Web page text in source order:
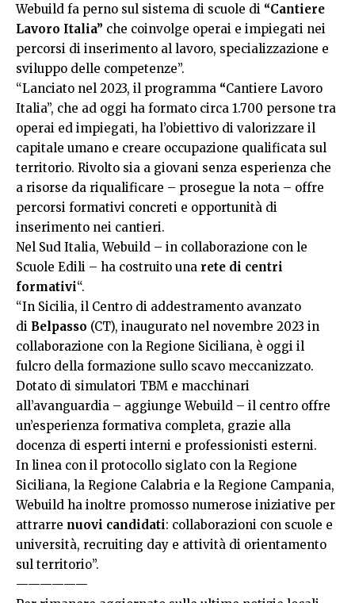
Webuild fa perno sul sistema di scuole di “Cantiere
Lavoro Italia” che coinvolge operai e impiegati nei
percorsi di inserimento al lavoro, specializzazione e
sviluppo delle competenze”.
“Lanciato nel 2023, il programma “Cantiere Lavoro
Italia”, che ad oggi ha formato circa 1.700 persone tra
operai ed impiegati, ha l’obiettivo di valorizzare il
capitale umano e creare occupazione qualificata sul
territorio. Rivolto sia a giovani senza esperienza che
a risorse da riqualificare – prosegue la nota – offre
percorsi formativi concreti e opportunità di
inserimento nei cantieri.
Nel Sud Italia, Webuild – in collaborazione con le
Scuole Edili – ha costruito una rete di centri
formativi“.
“In Sicilia, il Centro di addestramento avanzato
di Belpasso (CT), inaugurato nel novembre 2023 in
collaborazione con la Regione Siciliana, è oggi il
fulcro della formazione sullo scavo meccanizzato.
Dotato di simulatori TBM e macchinari
all’avanguardia – aggiunge Webuild – il centro offre
un’esperienza formativa completa, grazie alla
docenza di esperti interni e professionisti esterni.
In linea con il protocollo siglato con la Regione
Siciliana, la Regione Calabria e la Regione Campania,
Webuild ha inoltre promosso numerose iniziative per
attrarre nuovi candidati: collaborazioni con scuole e
università, recruiting day e attività di orientamento
sul territorio”.
——————